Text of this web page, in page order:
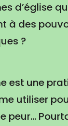
d’église
à des
?
est une
utiliser
peur...